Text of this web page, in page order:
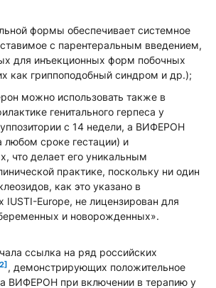
формы обеспечивает системное
с парентеральным введением,
для инъекционных форм побочных
как гриппоподобный синдром и др.);
можно использовать также в
генитального герпеса у
с 14 недели, а ВИФЕРОН
любом сроке гестации) и
что делает его уникальным
практике, поскольку ни один
как это указано в
IUSTI-Europe, не лицензирован для
и новорожденных».
ссылка на ряд российских
, демонстрирующих положительное
ВИФЕРОН при включении в терапию у